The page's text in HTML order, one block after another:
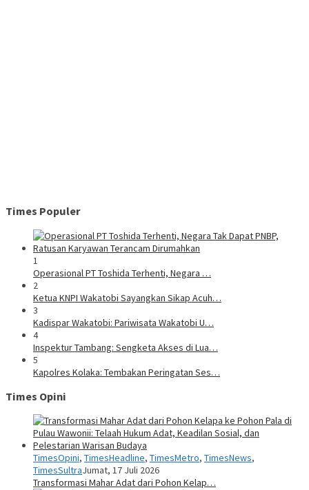
Times Populer
1
Operasional PT Toshida Terhenti, Negara …
2
Ketua KNPI Wakatobi Sayangkan Sikap Acuh…
3
Kadispar Wakatobi: Pariwisata Wakatobi U…
4
Inspektur Tambang: Sengketa Akses di Lua…
5
Kapolres Kolaka: Tembakan Peringatan Ses…
Times Opini
TimesOpini, TimesHeadline, TimesMetro, TimesNews,
TimesSultraJumat, 17 Juli 2026
Transformasi Mahar Adat dari Pohon Kelap…